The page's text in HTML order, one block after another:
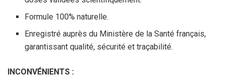
Formule 100% naturelle.
Enregistré auprès du Ministère de la Santé français,
garantissant qualité, sécurité et traçabilité.
INCONVÉNIENTS :